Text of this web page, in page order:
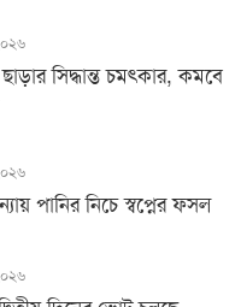
সিদ্ধান্ত চমৎকার, কমবে
পানির নিচে স্বপ্নের ফসল